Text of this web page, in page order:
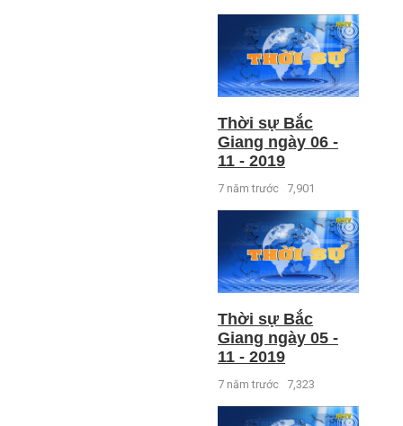
Thời sự Bắc
Giang ngày 06 -
11 - 2019
7 năm trước 7,901
Thời sự Bắc
Giang ngày 05 -
11 - 2019
7 năm trước 7,323